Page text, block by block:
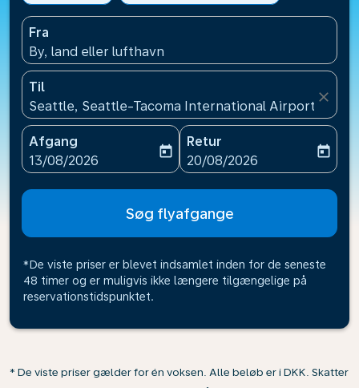
Fra
By, land eller lufthavn
Til
Seattle, Seattle-Tacoma International
close
Afgang
fc-booking-departure-date-aria-label
13/08/2026
today
Retur
fc-booking-return-date-
20/08/2026
today
Søg flyafgange
*De viste priser er blevet indsamlet inden for de seneste
48 timer og er muligvis ikke længere tilgængelige på
reservationstidspunktet.
* De viste priser gælder for én voksen. Alle beløb er i DKK. Skatter